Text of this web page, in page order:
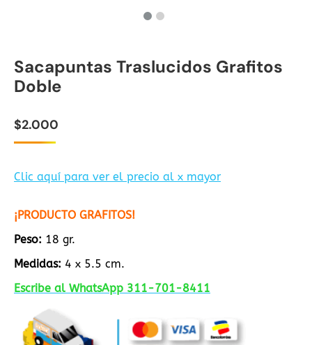
Sacapuntas Traslucidos Grafitos
Doble
$2.000
Clic aquí para ver el precio al x mayor
¡PRODUCTO GRAFITOS!
Peso: 18 gr.
Medidas: 4 x 5.5 cm.
Escribe al WhatsApp 311-701-8411